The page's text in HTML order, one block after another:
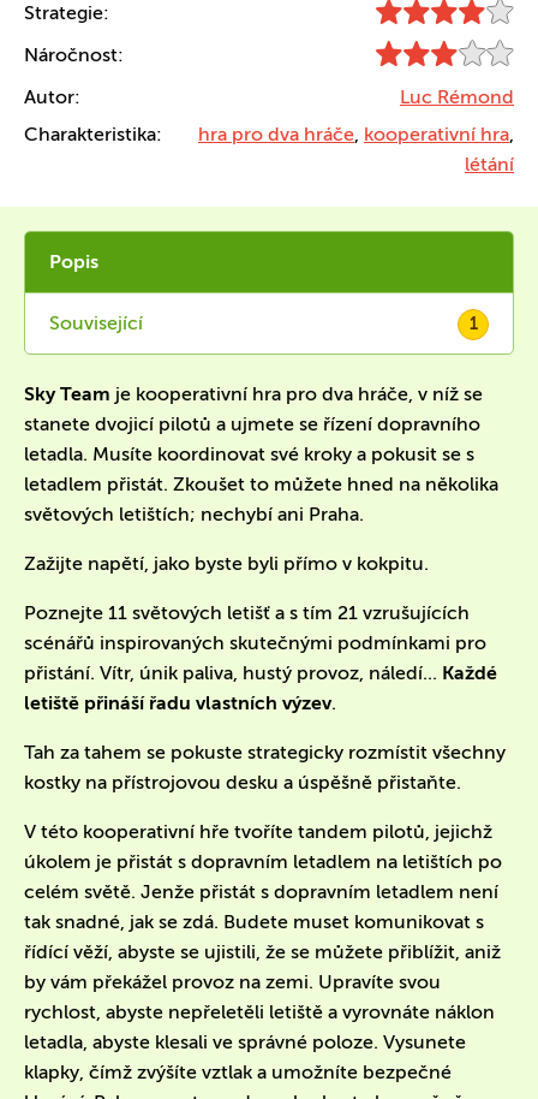
Strategie:
Náročnost:
Autor:
Luc Rémond
Charakteristika:
hra pro dva hráče, kooperativní hra,
létání
Popis
Související 1
Sky Team je kooperativní hra pro dva hráče, v níž se
stanete dvojicí pilotů a ujmete se řízení dopravního
letadla. Musíte koordinovat své kroky a pokusit se s
letadlem přistát. Zkoušet to můžete hned na několika
světových letištích; nechybí ani Praha.
Zažijte napětí, jako byste byli přímo v kokpitu.
Poznejte 11 světových letišť a s tím 21 vzrušujících
scénářů inspirovaných skutečnými podmínkami pro
přistání. Vítr, únik paliva, hustý provoz, náledí... Každé
letiště přináší řadu vlastních výzev.
Tah za tahem se pokuste strategicky rozmístit všechny
kostky na přístrojovou desku a úspěšně přistaňte.
V této kooperativní hře tvoříte tandem pilotů, jejichž
úkolem je přistát s dopravním letadlem na letištích po
celém světě. Jenže přistát s dopravním letadlem není
tak snadné, jak se zdá. Budete muset komunikovat s
řídící věží, abyste se ujistili, že se můžete přiblížit, aniž
by vám překážel provoz na zemi. Upravíte svou
rychlost, abyste nepřeletěli letiště a vyrovnáte náklon
letadla, abyste klesali ve správné poloze. Vysunete
klapky, čímž zvýšíte vztlak a umožníte bezpečné